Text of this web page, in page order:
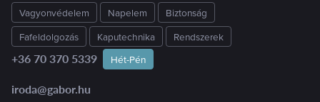
Vagyonvédelem Napelem
Biztonság
Fafeldolgozás
Kaputechnika Rendszerek
+36 70 370 5339 Hét-Pén
iroda@gabor.hu